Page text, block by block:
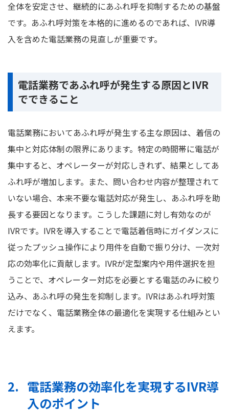
全体を安定させ、継続的にあふれ呼を抑制するための基盤
です。あふれ呼対策を本格的に進めるのであれば、IVR導
入を含めた電話業務の見直しが重要です。
電話業務であふれ呼が発生する原因とIVR
でできること
電話業務においてあふれ呼が発生する主な原因は、着信の
集中と対応体制の限界にあります。特定の時間帯に電話が
集中すると、オペレーターが対応しきれず、結果としてあ
ふれ呼が増加します。また、問い合わせ内容が整理されて
いない場合、本来不要な電話対応が発生し、あふれ呼を助
長する要因となります。こうした課題に対し有効なのが
IVRです。IVRを導入することで電話着信時にガイダンスに
従ったプッシュ操作により用件を自動で振り分け、一次対
応の効率化に貢献します。IVRが定型案内や用件選択を担
うことで、オペレーター対応を必要とする電話のみに絞り
込み、あふれ呼の発生を抑制します。IVRはあふれ呼対策
だけでなく、電話業務全体の最適化を実現する仕組みとい
えます。
電話業務の効率化を実現するIVR導
入のポイント